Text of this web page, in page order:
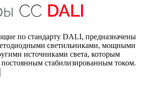
по стандарту DALI, предназначены
светильниками, мощными
источниками света, которым
постоянным стабилизированным током.